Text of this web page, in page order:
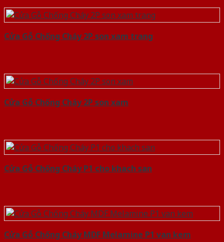
Cửa Gỗ Chống Cháy 2P son xam trang
Cửa Gỗ Chống Cháy 2P son xam
Cửa Gỗ Chống Cháy P1 cho khach san
Cửa Gỗ Chống Cháy MDF Melamine P1 van kem